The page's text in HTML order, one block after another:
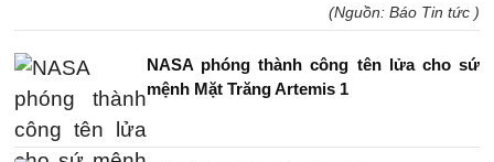
(Nguồn: Báo Tin tức )
NASA phóng thành công tên lửa cho sứ
mệnh Mặt Trăng Artemis 1